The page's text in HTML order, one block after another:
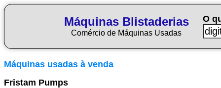
Máquinas Blistaderias
Comércio de Máquinas Usadas
O
Máquinas usadas à venda
Fristam Pumps